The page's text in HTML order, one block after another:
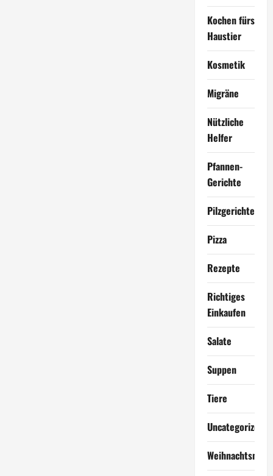
Kochen fürs
Haustier
Kosmetik
Migräne
Nützliche
Helfer
Pfannen-
Gerichte
Pilzgerichte
Pizza
Rezepte
Richtiges
Einkaufen
Salate
Suppen
Tiere
Uncategorized